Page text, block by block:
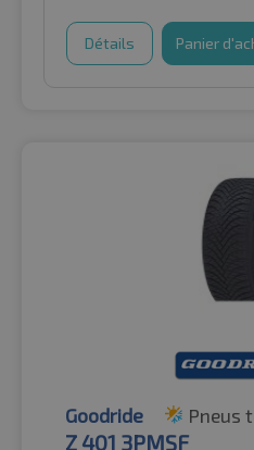
Détails Panier
Goodride Pneus
Z 401 3PMSF